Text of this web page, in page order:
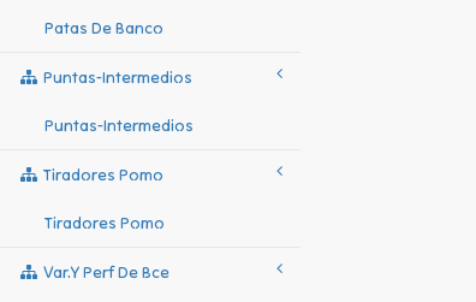
Patas De Banco
Puntas-Intermedios
Puntas-Intermedios
Tiradores Pomo
Tiradores Pomo
Var.y Perf De Bce